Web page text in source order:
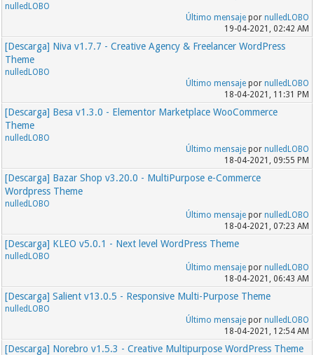
nulledLOBO
Último mensajepor nulledLOBO
19-04-2021, 02:42 AM
[Descarga] Niva v1.7.7 - Creative Agency & Freelancer WordPress
Theme
nulledLOBO
Último mensajepor nulledLOBO
18-04-2021, 11:31 PM
[Descarga] Besa v1.3.0 - Elementor Marketplace WooCommerce
Theme
nulledLOBO
Último mensajepor nulledLOBO
18-04-2021, 09:55 PM
[Descarga] Bazar Shop v3.20.0 - MultiPurpose e-Commerce
Wordpress Theme
nulledLOBO
Último mensajepor nulledLOBO
18-04-2021, 07:23 AM
[Descarga] KLEO v5.0.1 - Next level WordPress Theme
nulledLOBO
Último mensajepor nulledLOBO
18-04-2021, 06:43 AM
[Descarga] Salient v13.0.5 - Responsive Multi-Purpose Theme
nulledLOBO
Último mensajepor nulledLOBO
18-04-2021, 12:54 AM
[Descarga] Norebro v1.5.3 - Creative Multipurpose WordPress Theme